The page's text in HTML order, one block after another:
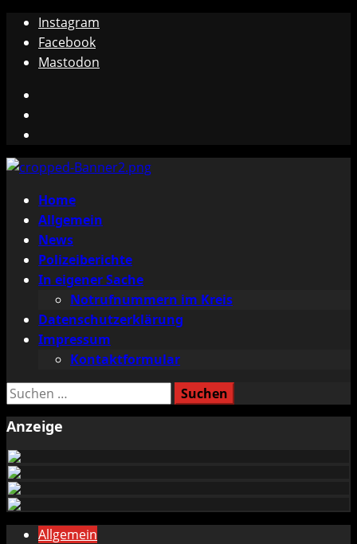
Zum
Inhalt
springen
Instagram
Facebook
Mastodon
Primäres
Menü
Home
Allgemein
News
Polizeiberichte
In eigener Sache
Notrufnummern im Kreis
Datenschutzerklärung
Impressum
Kontaktformular
Suchen
Anzeige
Allgemein